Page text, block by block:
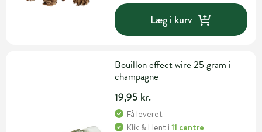
Læg i kurv
Bouillon effect wire 25 gram i
champagne
19,95 kr.
Få leveret
Klik & Hent i11 centre